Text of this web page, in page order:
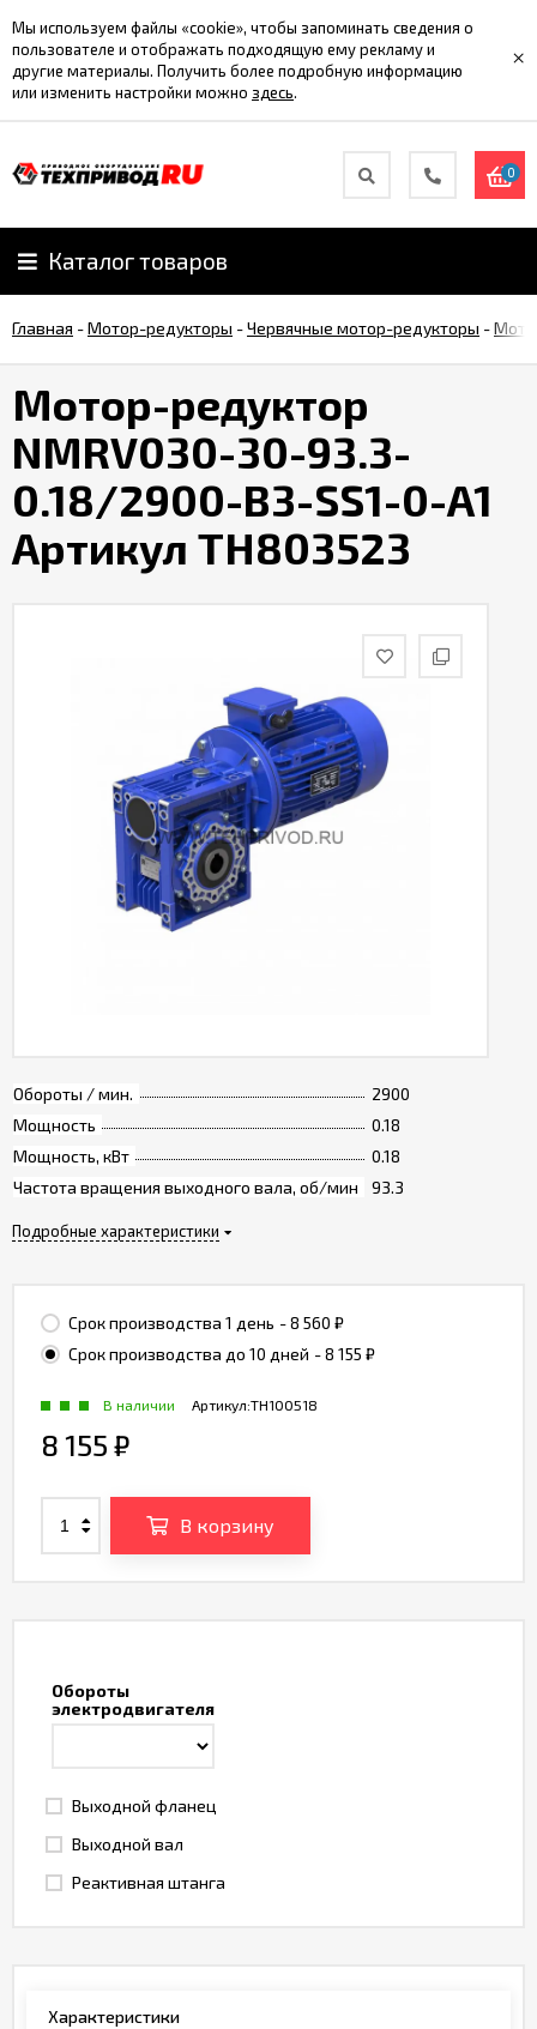
Мы используем файлы «cookie», чтобы запоминать сведения о
пользователе и отображать подходящую ему рекламу и
другие материалы. Получить более подробную информацию
или изменить настройки можно здесь.
×
0
Каталог товаров
Главная -Мотор-редукторы -Червячные мотор-редукторы -
Мотор-редуктор
NMRV030-30-93.3-
0.18/2900-B3-SS1-0-A1
Артикул TH803523
Обороты
электродвигателя
Выходной фланец
Выходной вал
Реактивная штанга
Обороты / мин.
2900
Мощность
0.18
Мощность, кВт
0.18
Частота вращения выходного вала, об/мин
93.3
Подробные характеристики
Срок производства 1 день - 8 560 ₽
Срок производства до 10 дней - 8 155 ₽
Артикул:TH100518
В наличии
8 155 ₽
В корзину
Характеристики